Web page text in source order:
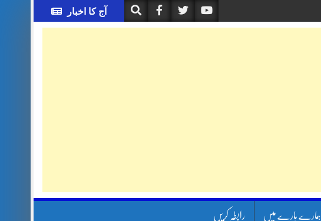
آج کا اخبار
ہمارے بارے میں رابطہ کریں